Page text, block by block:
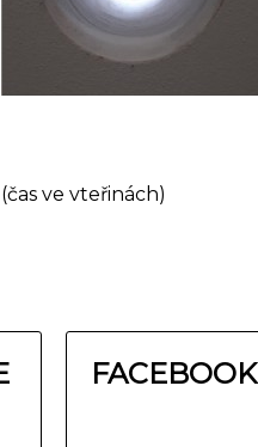
(čas ve vteřinách)
FACEBOOK